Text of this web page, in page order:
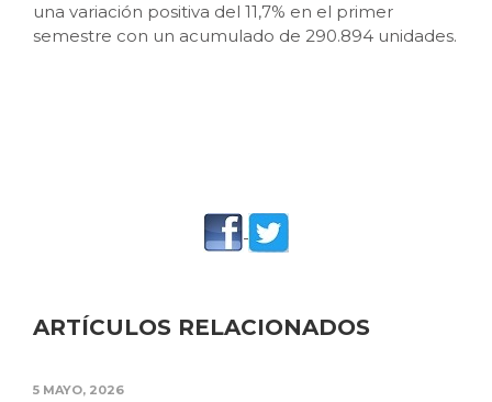
una variación positiva del 11,7% en el primer
semestre con un acumulado de 290.894 unidades.
ARTÍCULOS RELACIONADOS
5 MAYO, 2026